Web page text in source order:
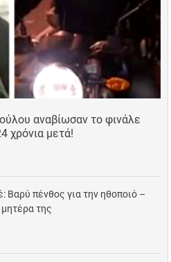
αναβίωσαν το φινάλε
χρόνια μετά!
Βαρύ πένθος για την ηθοποιό –
της